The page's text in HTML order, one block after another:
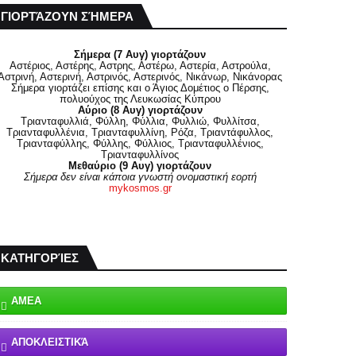
ΓΙΟΡΤΆΖΟΥΝ ΣΉΜΕΡΑ
Σήμερα (7 Αυγ) γιορτάζουν
Αστέριος, Αστέρης, Αστρης, Αστέρω, Αστερία, Αστρούλα,
Αστερινή, Αστρινός, Αστερινός, Νικάνωρ, Νικάνορας
Σήμερα γιορτάζει επίσης και ο Άγιος Δομέτιος ο Πέρσης,
πολυούχος της Λευκωσίας Κύπρου
Αύριο (8 Αυγ) γιορτάζουν
Τριανταφυλλιά, Φύλλη, Φύλλια, Φυλλιώ, Φυλλίτσα,
Τριανταφυλλένια, Τριανταφυλλίνη, Ρόζα, Τριαντάφυλλος,
Τριανταφύλλης, Φύλλης, Φύλλιος, Τριανταφυλλένιος,
Τριανταφυλλίνος
Μεθαύριο (9 Αυγ) γιορτάζουν
Σήμερα δεν είναι κάποια γνωστή ονομαστική εορτή
mykosmos.gr
ΚΑΤΗΓΟΡΊΕΣ
ΑΜΕΑ
ΑΠΟΚΛΕΙΣΤΙΚΆ